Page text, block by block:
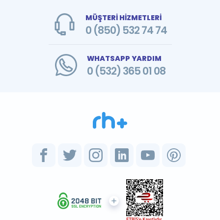
MÜŞTERİ HİZMETLERİ
0 (850) 532 74 74
WHATSAPP YARDIM
0 (532) 365 01 08